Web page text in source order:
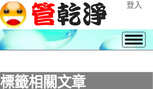
登入
標籤相關文章